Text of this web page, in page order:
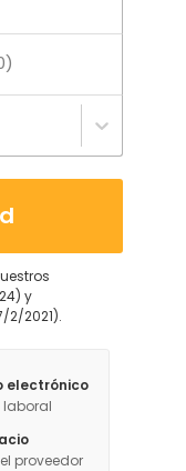
y
2/2021).
electrónico
laboral
proveedor